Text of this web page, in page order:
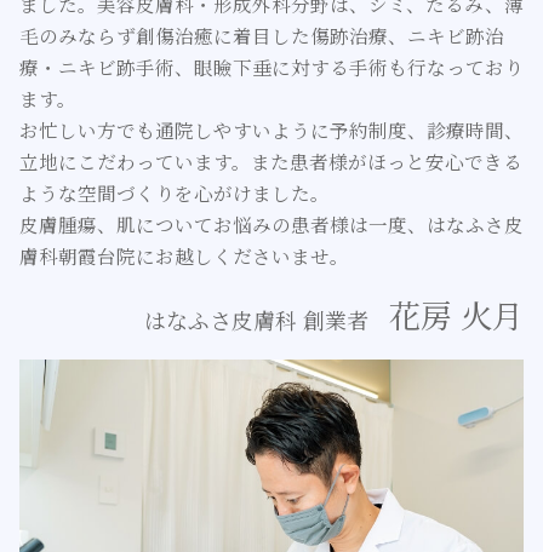
毛のみならず創傷治癒に着目した傷跡治療、ニキビ跡治
療・ニキビ跡手術、眼瞼下垂に対する手術も行なっており
ます。
お忙しい方でも通院しやすいように予約制度、診療時間、
立地にこだわっています。また患者様がほっと安心できる
ような空間づくりを心がけました。
皮膚腫瘍、肌についてお悩みの患者様は一度、はなふさ皮
膚科朝霞台院にお越しくださいませ。
はなふさ皮膚科 創業者 花房 火月